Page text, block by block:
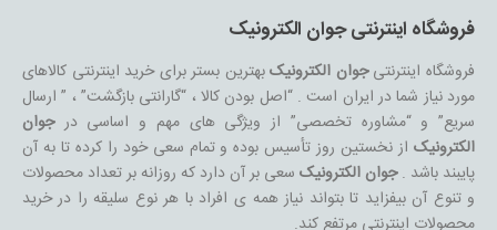
فروشگاه اینترنتی جوان الکترونیک
فروشگاه اینترنتیجوان الکترونیکبهترین بستر برای خرید اینترنتی کالاهای
مورد نیاز شما در ایران است . “اصل بودن کالا ، “گارانتی بازگشت” ، ” ارسال
سریع” و “مشاوره تخصصی” از ویژگی های مهم و اساسی درجوان
الکترونیکاز نخستین روز تأسیس بوده و تمام سعی خود را کرده تا به آن
پایبند باشد .جوان الکترونیکسعی بر آن دارد که روزانه بر تعداد محصولات
و تنوع آن بیفزاید تا بتواند نیاز همه ی افراد با هر نوع سلیقه را در خرید
محصولات اینترنتی مرتفع کند.